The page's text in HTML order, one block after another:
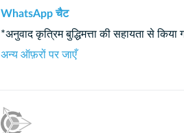
WhatsApp चैट
*अनुवाद कृत्रिम बुद्धिमत्ता की सहायता से किया
अन्य ऑफ़रों पर जाएँ